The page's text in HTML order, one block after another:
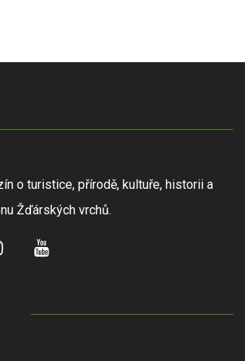
o turistice, přírodě, kultuře, historii a
Žďárských vrchů.